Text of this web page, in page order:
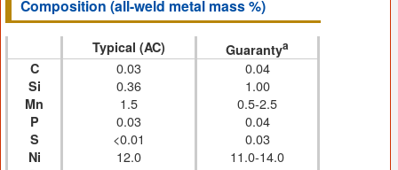
Composition (all-weld metal mass %)
Typical (AC) Guarantya
C 0.03 0.04
Si 0.36 1.00
Mn 1.5 0.5-2.5
P 0.03 0.04
S <0.01 0.03
Ni 12.0 11.0-14.0